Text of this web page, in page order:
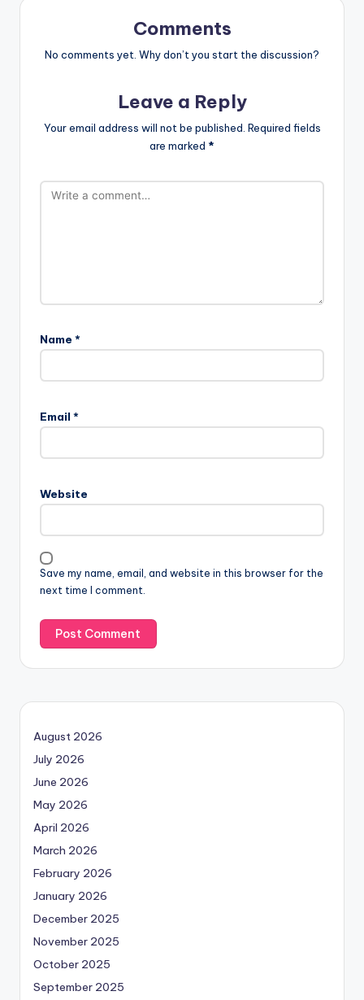
Comments
No comments yet. Why don’t you start the discussion?
Leave a Reply
Your email address will not be published. Required fields
are marked *
Name *
Email *
Website
Save my name, email, and website in this browser for the
next time I comment.
August 2026
July 2026
June 2026
May 2026
April 2026
March 2026
February 2026
January 2026
December 2025
November 2025
October 2025
September 2025